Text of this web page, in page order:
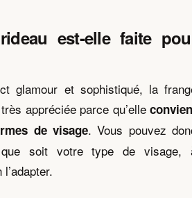
est-elle faite
glamour et sophistiqué, la
appréciée parce qu’elle
de visage. Vous pouvez
que soit votre type de visage,